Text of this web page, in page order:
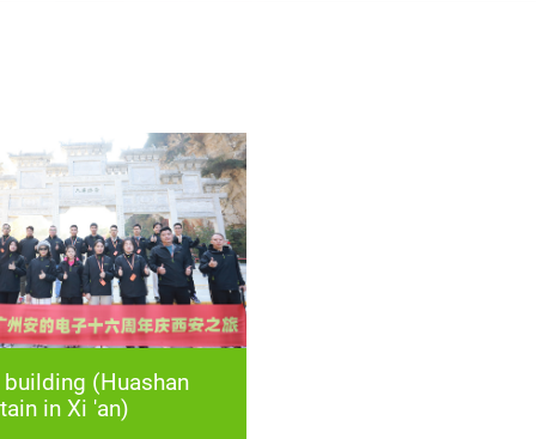
in Xi 'an)